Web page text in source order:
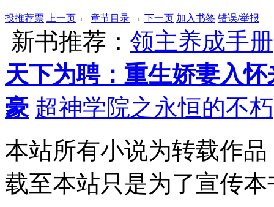
投推荐票 上一页 ← 章节目录 → 下一页 加入书签 错误/举报
新书推荐： 领主养成手册
天下为聘：重生娇妻入怀
豪 超神学院之永恒的不朽
本站所有小说为转载作
载至本站只是为了宣传